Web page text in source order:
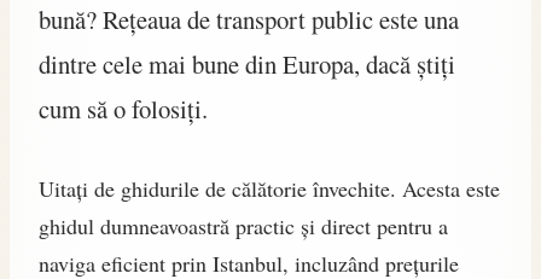
bună? Rețeaua de transport public este una
dintre cele mai bune din Europa, dacă știți
cum să o folosiți.
Uitați de ghidurile de călătorie învechite. Acesta este
ghidul dumneavoastră practic și direct pentru a
naviga eficient prin Istanbul, incluzând prețurile